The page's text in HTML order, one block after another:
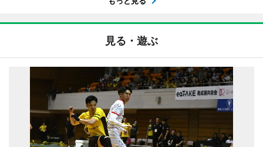
見る・遊ぶ